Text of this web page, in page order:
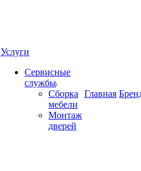
Услуги
Сервисные
службы
Сборка
мебели
Монтаж
дверей
Главная